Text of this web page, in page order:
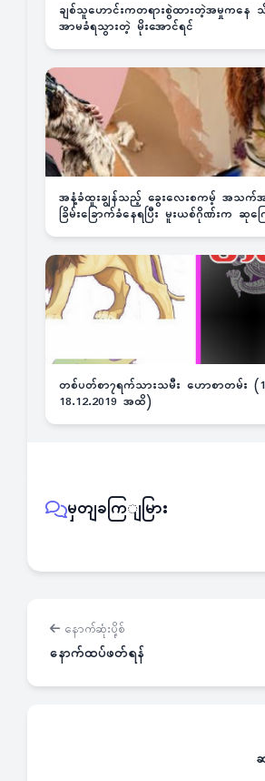
ချစ်သူဟောင်းကတရားစွဲထားတဲ့အမှုကနေ
အာမခံရသွားတဲ့ မိုးအောင်ရင်
အနံ့ခံထူးချွန်သည့် ခွေးလေးစကမ့် အသက်အ
ခြိမ်းခြောက်ခံနေရပြီး မူးယစ်ဂိုဏ်းက ဆု
တစ်ပတ်စာ၇ရက်သားသမီး ဟောစာတမ်း
18.12.2019 အထိ)
မှတျခကြျမြား
နောက်ဆုံးပို့စ်
နောက်ထပ်ဖတ်ရန်